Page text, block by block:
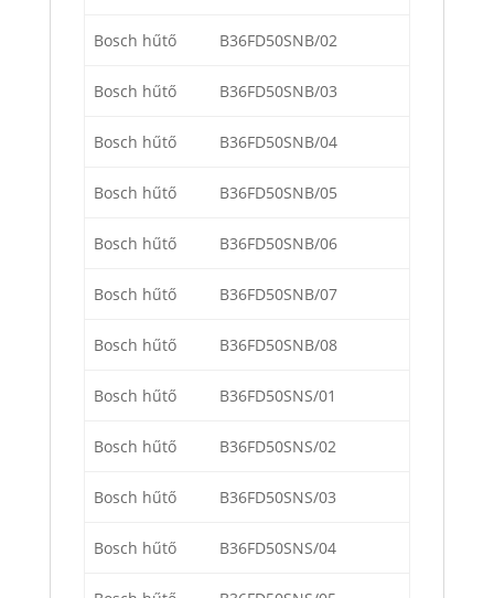
Bosch hűtő B36FD50SNB/02
Bosch hűtő B36FD50SNB/03
Bosch hűtő B36FD50SNB/04
Bosch hűtő B36FD50SNB/05
Bosch hűtő B36FD50SNB/06
Bosch hűtő B36FD50SNB/07
Bosch hűtő B36FD50SNB/08
Bosch hűtő B36FD50SNS/01
Bosch hűtő B36FD50SNS/02
Bosch hűtő B36FD50SNS/03
Bosch hűtő B36FD50SNS/04